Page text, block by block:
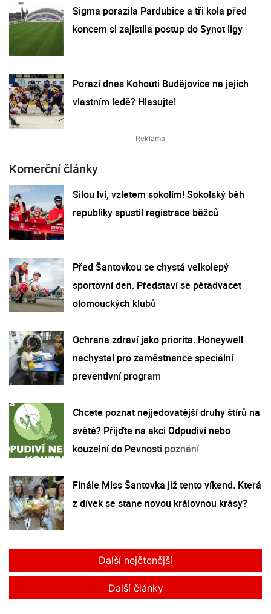
Sigma porazila Pardubice a tři kola před
koncem si zajistila postup do Synot ligy
Porazí dnes Kohouti Budějovice na jejich
vlastním ledě? Hlasujte!
Komerční články
Silou lví, vzletem sokolím! Sokolský běh
republiky spustil registrace běžců
Před Šantovkou se chystá velkolepý
sportovní den. Představí se pětadvacet
olomouckých klubů
Ochrana zdraví jako priorita. Honeywell
nachystal pro zaměstnance speciální
preventivní program
Chcete poznat nejjedovatější druhy štírů na
světě? Přijďte na akci Odpudiví nebo
kouzelní do Pevnosti poznání
Finále Miss Šantovka již tento víkend. Která
z dívek se stane novou královnou krásy?
Další nejčtenější
Další články